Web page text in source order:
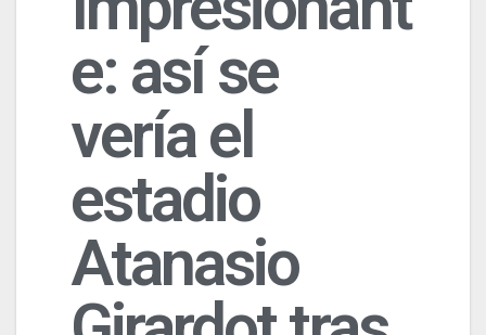
e: así se
vería el
estadio
Atanasio